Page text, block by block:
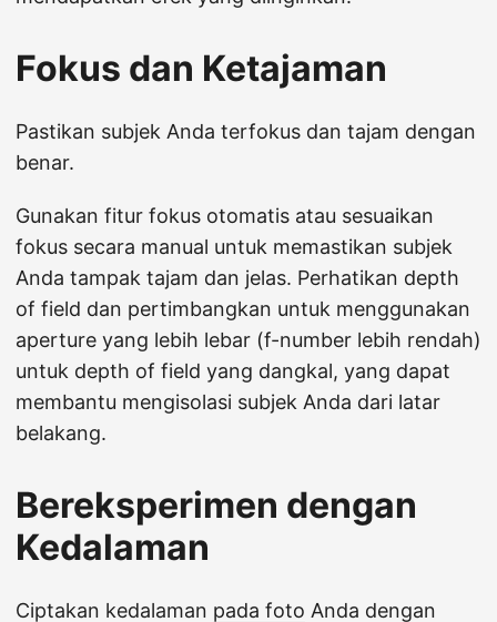
Fokus dan Ketajaman
Pastikan subjek Anda terfokus dan tajam dengan
benar.
Gunakan fitur fokus otomatis atau sesuaikan
fokus secara manual untuk memastikan subjek
Anda tampak tajam dan jelas. Perhatikan depth
of field dan pertimbangkan untuk menggunakan
aperture yang lebih lebar (f-number lebih rendah)
untuk depth of field yang dangkal, yang dapat
membantu mengisolasi subjek Anda dari latar
belakang.
Bereksperimen dengan
Kedalaman
Ciptakan kedalaman pada foto Anda dengan